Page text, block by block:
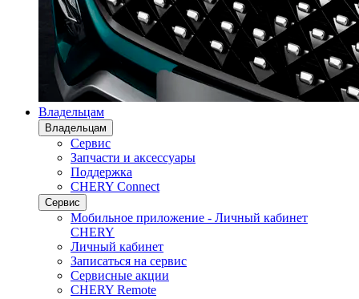
Владельцам
Владельцам
Сервис
Запчасти и аксессуары
Поддержка
CHERY Connect
Сервис
Мобильное приложение - Личный кабинет
CHERY
Личный кабинет
Записаться на сервис
Сервисные акции
CHERY Remote